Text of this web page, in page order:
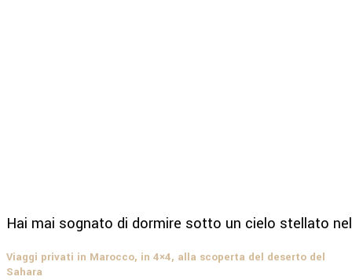
Hai mai sognato di dormire sotto un cielo stellato
Viaggi privati in Marocco, in 4×4, alla scoperta del deserto del
Sahara